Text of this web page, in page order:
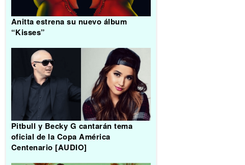
Anitta estrena su nuevo álbum
“Kisses”
Pitbull y Becky G cantarán tema
oficial de la Copa América
Centenario [AUDIO]